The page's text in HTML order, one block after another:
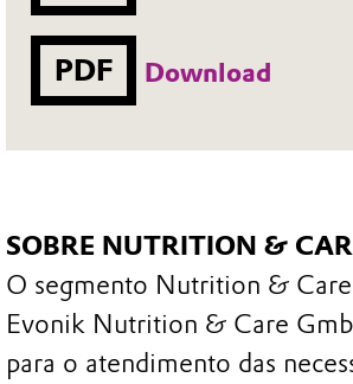
PDF Download
SOBRE NUTRITION &
O segmento Nutrition &
Evonik Nutrition & Care
para o atendimento das